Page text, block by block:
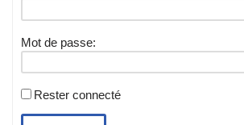
Mot de passe:
Rester connecté